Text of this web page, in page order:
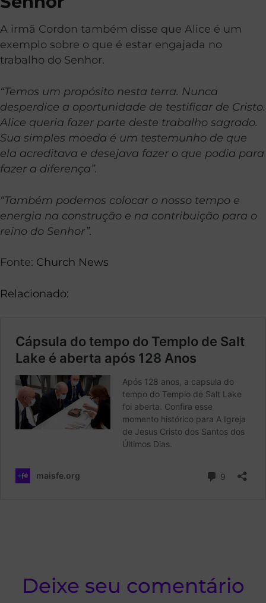
A irmã Cordon também disse que Alice é um
exemplo sobre o que é estar engajada no
trabalho do Senhor.
“Temos um propósito nesta terra. Nunca
desperdice a oportunidade de testificar de Cristo.
Alice queria fazer parte deste trabalho sagrado.
Sua simples moeda é um testemunho de que
ela acreditava e desejava fazer o que podia para
fazer a diferença”.
“Também podemos colocar o nosso tempo e
energia na construção e na contribuição para o
reino do Senhor”.
Fonte: Church News
Relacionado:
Deixe seu comentário